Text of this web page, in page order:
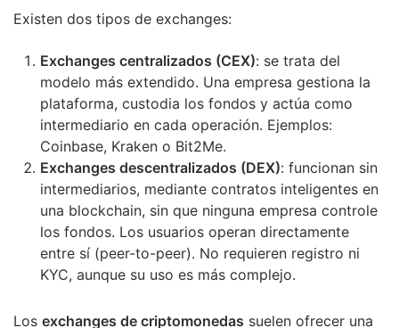
Existen dos tipos de exchanges:
Exchanges centralizados (CEX): se trata del
modelo más extendido. Una empresa gestiona la
plataforma, custodia los fondos y actúa como
intermediario en cada operación. Ejemplos:
Coinbase, Kraken o Bit2Me.
Exchanges descentralizados (DEX): funcionan sin
intermediarios, mediante contratos inteligentes en
una blockchain, sin que ninguna empresa controle
los fondos. Los usuarios operan directamente
entre sí (peer-to-peer). No requieren registro ni
KYC, aunque su uso es más complejo.
Los exchanges de criptomonedas suelen ofrecer una